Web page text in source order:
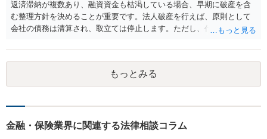
返済滞納が複数あり、融資資金も枯渇している場合、早期に破産を含
む整理方針を決めることが重要です。法人破産を行えば、原則として
会社の債務は清算され、取立ては停止します。ただし、代表者が連帯
ことが多いです。放置すると責任が拡大しやすいため、北海道の法律
事務所で法人破産の実績があるところを探して速やかに相談をして、
資金繰り・雇用・保証の有無を整理した上で進めるのが安全です。イ
ンターネットやココナラだけでなく、北海道の弁護士会などを頼りに
もっとみる
金融・保険業界に関連する法律相談コラム